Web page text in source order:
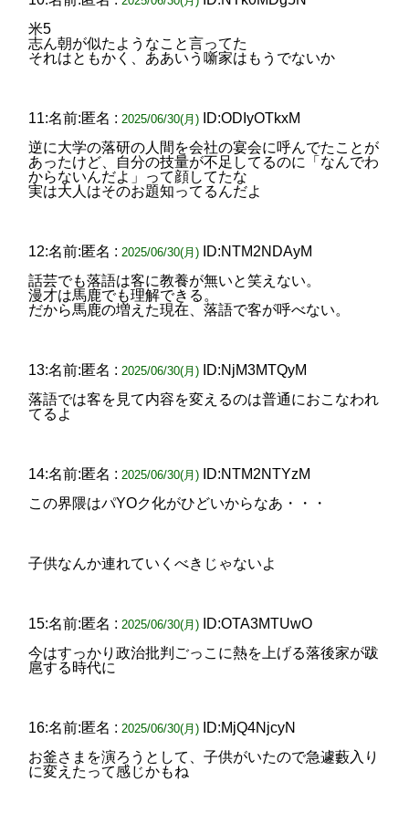
米5
志ん朝が似たようなこと言ってた
それはともかく、ああいう噺家はもうでないか
11:名前:匿名 : 2025/06/30(月)
ID:ODIyOTkxM
逆に大学の落研の人間を会社の宴会に呼んでたことが
あったけど、自分の技量が不足してるのに「なんでわ
からないんだよ」って顔してたな
実は大人はそのお題知ってるんだよ
12:名前:匿名 : 2025/06/30(月)
ID:NTM2NDAyM
話芸でも落語は客に教養が無いと笑えない。
漫才は馬鹿でも理解できる。
だから馬鹿の増えた現在、落語で客が呼べない。
13:名前:匿名 : 2025/06/30(月)
ID:NjM3MTQyM
落語では客を見て内容を変えるのは普通におこなわれ
てるよ
14:名前:匿名 : 2025/06/30(月)
ID:NTM2NTYzM
この界隈はパYOク化がひどいからなあ・・・
子供なんか連れていくべきじゃないよ
15:名前:匿名 : 2025/06/30(月)
ID:OTA3MTUwO
今はすっかり政治批判ごっこに熱を上げる落後家が跋
扈する時代に
16:名前:匿名 : 2025/06/30(月)
ID:MjQ4NjcyN
お釜さまを演ろうとして、子供がいたので急遽藪入り
に変えたって感じかもね